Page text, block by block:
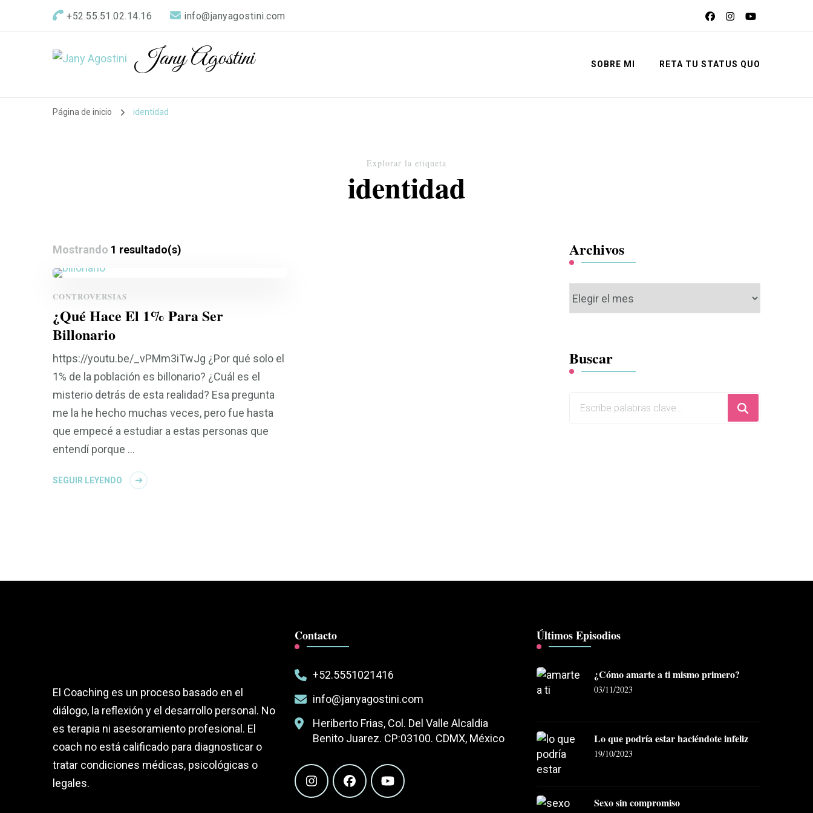
+52.55.51.02.14.16 info@janyagostini.com
Jany Agostini SOBRE MI RETA TU STATUS QUO
Página de inicio identidad
Explorar la etiqueta
identidad
Mostrando 1 resultado(s)
CONTROVERSIAS
¿Qué Hace El 1% Para Ser
Billonario
https://youtu.be/_vPMm3iTwJg ¿Por qué solo el
1% de la población es billonario? ¿Cuál es el
misterio detrás de esta realidad? Esa pregunta
me la he hecho muchas veces, pero fue hasta
que empecé a estudiar a estas personas que
entendí porque …
SEGUIR LEYENDO
Archivos
Archivos
Buscar
El Coaching es un proceso basado en el
diálogo, la reflexión y el desarrollo personal. No
es terapia ni asesoramiento profesional. El
coach no está calificado para diagnosticar o
tratar condiciones médicas, psicológicas o
legales.
Contacto
+52.5551021416
info@janyagostini.com
Heriberto Frias, Col. Del Valle Alcaldia
Benito Juarez. CP:03100. CDMX, México
Últimos Episodios
¿Cómo amarte a ti mismo primero?
03/11/2023
Lo que podría estar haciéndote infeliz
19/10/2023
Sexo sin compromiso